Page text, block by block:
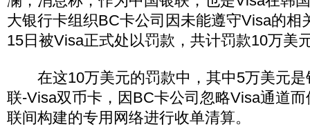
大银行卡组织BC卡公司因未能遵守Visa的相
15日被Visa正式处以罚款，共计罚款10万美
在这10万美元的罚款中，其中5万美元是
联-Visa双币卡，因BC卡公司忽略Visa通道
联间构建的专用网络进行收单清算。